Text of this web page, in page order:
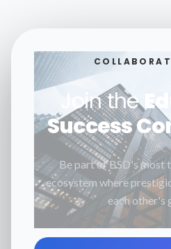
Join the
Success
Be part of BSD's most
ecosystem where
each other's